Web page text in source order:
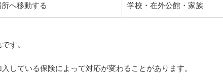
へ移動する 学校・在外公館・家族
す。
している保険によって対応が変わることがあります。